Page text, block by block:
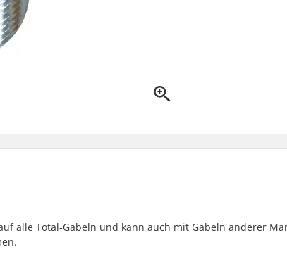
alle Total-Gabeln und kann auch mit Gabeln anderer